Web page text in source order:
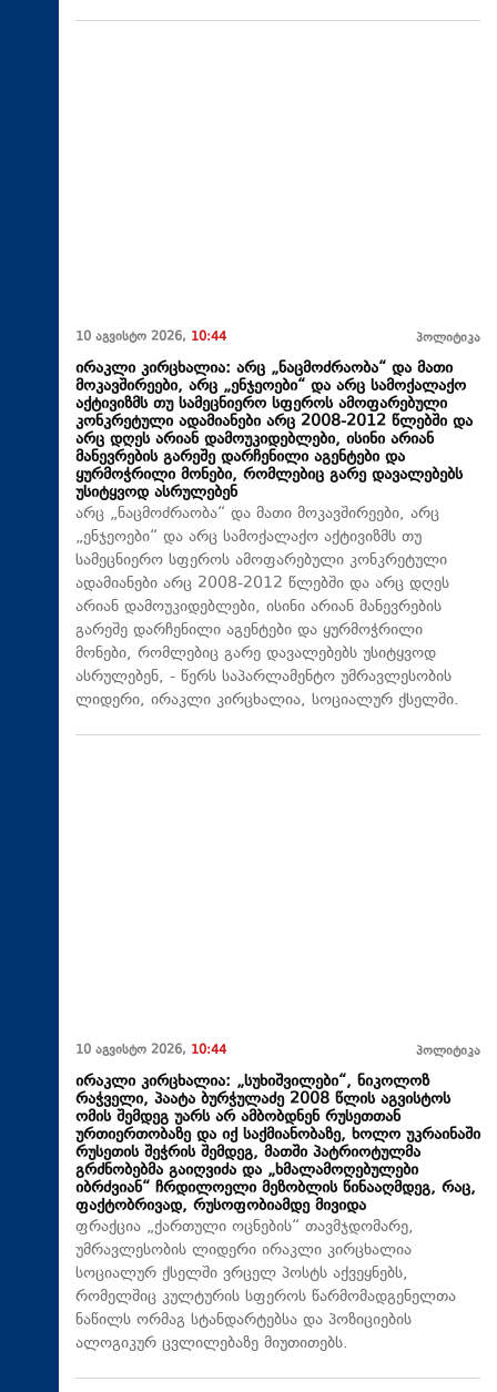
10 აგვისტო 2026, 10:44 პოლიტიკა
ირაკლი კირცხალია: არც „ნაცმოძრაობა“ და მათი
მოკავშირეები, არც „ენჯეოები“ და არც სამოქალაქო
აქტივიზმს თუ სამეცნიერო სფეროს ამოფარებული
კონკრეტული ადამიანები არც 2008-2012 წლებში და
არც დღეს არიან დამოუკიდებლები, ისინი არიან
მანევრების გარეშე დარჩენილი აგენტები და
ყურმოჭრილი მონები, რომლებიც გარე დავალებებს
უსიტყვოდ ასრულებენ
არც „ნაცმოძრაობა“ და მათი მოკავშირეები, არც
„ენჯეოები“ და არც სამოქალაქო აქტივიზმს თუ
სამეცნიერო სფეროს ამოფარებული კონკრეტული
ადამიანები არც 2008-2012 წლებში და არც დღეს
არიან დამოუკიდებლები, ისინი არიან მანევრების
გარეშე დარჩენილი აგენტები და ყურმოჭრილი
მონები, რომლებიც გარე დავალებებს უსიტყვოდ
ასრულებენ, - წერს საპარლამენტო უმრავლესობის
ლიდერი, ირაკლი კირცხალია, სოციალურ ქსელში.
10 აგვისტო 2026, 10:44 პოლიტიკა
ირაკლი კირცხალია: „სუხიშვილები“, ნიკოლოზ
რაჭველი, პაატა ბურჭულაძე 2008 წლის აგვისტოს
ომის შემდეგ უარს არ ამბობდნენ რუსეთთან
ურთიერთობაზე და იქ საქმიანობაზე, ხოლო უკრაინაში
რუსეთის შეჭრის შემდეგ, მათში პატრიოტულმა
გრძნობებმა გაიღვიძა და „ხმალამოღებულები
იბრძვიან“ ჩრდილოელი მეზობლის წინააღმდეგ, რაც,
ფაქტობრივად, რუსოფობიამდე მივიდა
ფრაქცია „ქართული ოცნების“ თავმჯდომარე,
უმრავლესობის ლიდერი ირაკლი კირცხალია
სოციალურ ქსელში ვრცელ პოსტს აქვეყნებს,
რომელშიც კულტურის სფეროს წარმომადგენელთა
ნაწილს ორმაგ სტანდარტებსა და პოზიციების
ალოგიკურ ცვლილებაზე მიუთითებს.